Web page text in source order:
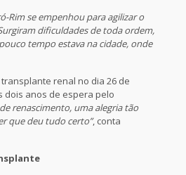
Rim se empenhou para agilizar o
dificuldades de toda ordem,
tempo estava na cidade, onde
renal no dia 26 de
dois anos de espera pelo
renascimento, uma alegria tão
que deu tudo certo”, conta